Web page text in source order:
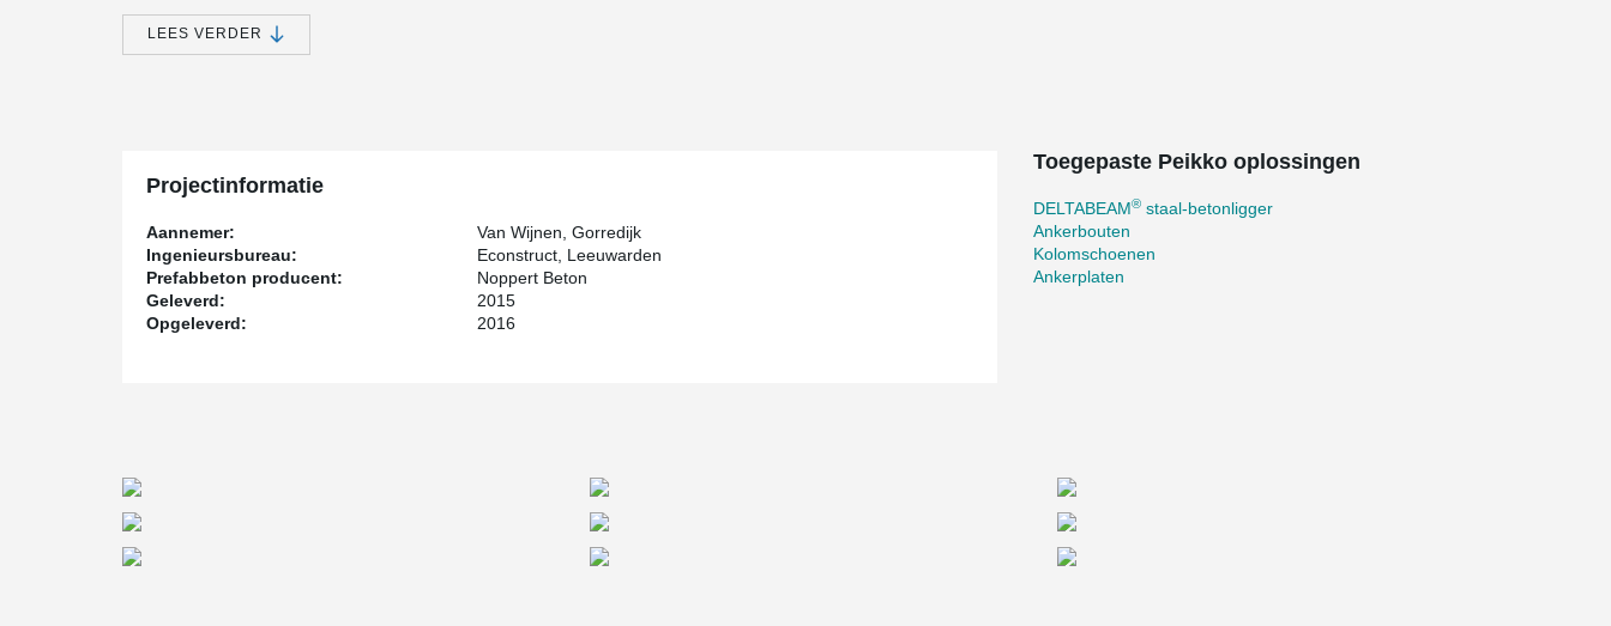
betonkolommen. De combinatie Deltabeam-breedplaat met toepassing van prefab betonkolommen
levert een onderscheidende hoofddraagconstructie op met veel voordelen. De structuur hoeft in zijn
geheel niet brandwerend bekleed te worden. Net als de Peikko-liggers zijn ook de prefab
LEES VERDER
Projectinformatie
Aannemer:
Van Wijnen, Gorredijk
Ingenieursbureau:
Econstruct, Leeuwarden
Prefabbeton producent:
Noppert Beton
Geleverd:
2015
Opgeleverd:
2016
Toegepaste Peikko oplossingen
DELTABEAM® staal-betonligger
Ankerbouten
Kolomschoenen
Ankerplaten